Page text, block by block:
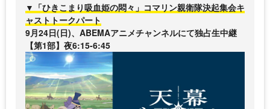
▼「ひきこまり吸血姫の悶々」コマリン親衛隊決起集会キ
ャストトークパート
9月24日(日)、ABEMAアニメチャンネルにて独占生中継
【第1部】夜6:15-6:45